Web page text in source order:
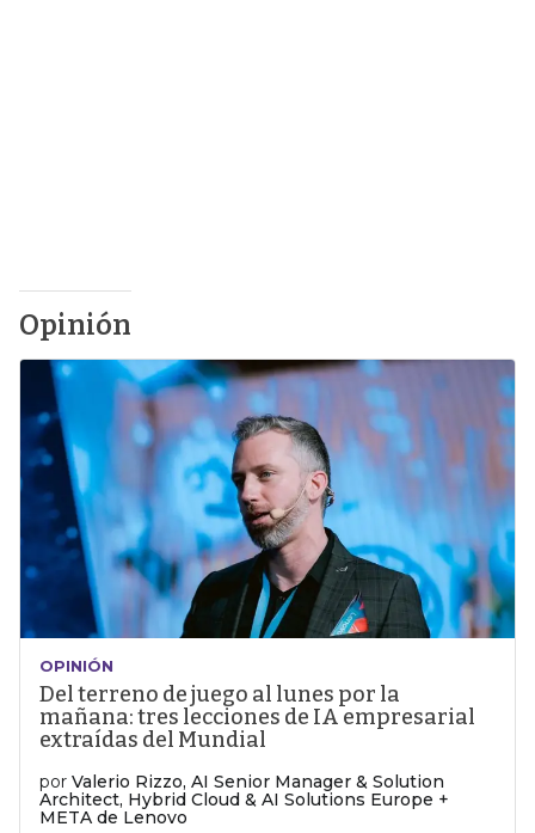
Opinión
OPINIÓN
Del terreno de juego al lunes por la
mañana: tres lecciones de IA empresarial
extraídas del Mundial
por Valerio Rizzo, AI Senior Manager & Solution
Architect, Hybrid Cloud & AI Solutions Europe +
META de Lenovo